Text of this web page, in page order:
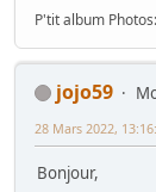
P'tit album Photos:
jojo59
28 Mars 2022,
Bonjour,